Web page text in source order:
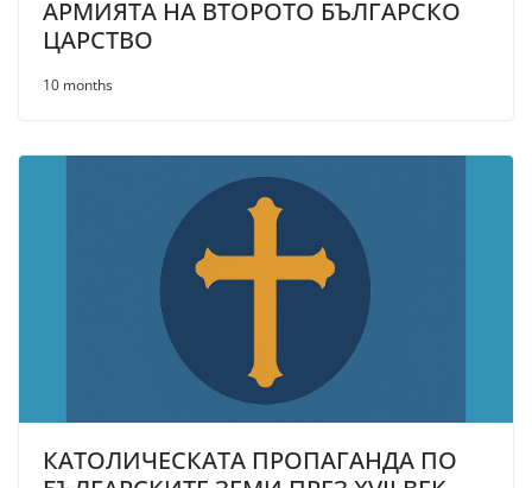
АРМИЯТА НА ВТОРОТО БЪЛГАРСКО
ЦАРСТВО
10 months
КАТОЛИЧЕСКАТА ПРОПАГАНДА ПО